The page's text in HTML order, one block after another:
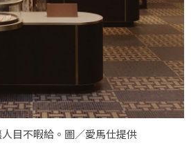
目不暇給。圖／愛馬仕提供